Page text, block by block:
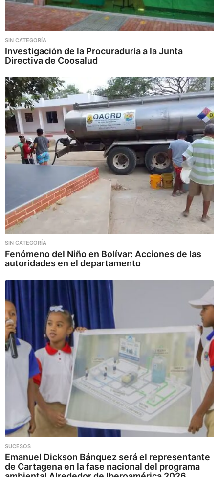
SIN CATEGORÍA
Investigación de la Procuraduría a la Junta
Directiva de Coosalud
SIN CATEGORÍA
Fenómeno del Niño en Bolívar: Acciones de las
autoridades en el departamento
SUCESOS
Emanuel Dickson Bánquez será el representante
de Cartagena en la fase nacional del programa